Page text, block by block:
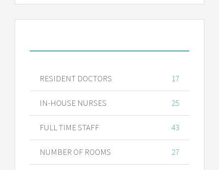
RESIDENT DOCTORS 17
IN-HOUSE NURSES 25
FULL TIME STAFF 43
NUMBER OF ROOMS 27